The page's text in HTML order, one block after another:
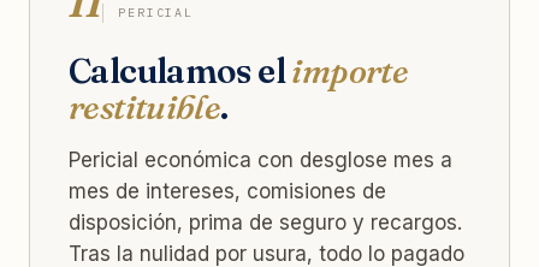
PERICIAL
Calculamos elimporte
restituible.
Pericial económica con desglose mes a
mes de intereses, comisiones de
disposición, prima de seguro y recargos.
Tras la nulidad por usura, todo lo pagado